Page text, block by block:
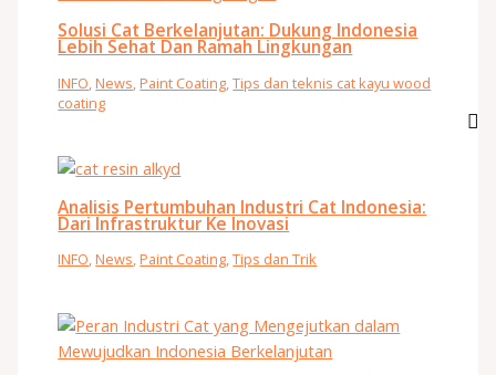
Solusi Cat Berkelanjutan: Dukung Indonesia
Lebih Sehat Dan Ramah Lingkungan
INFO ,News ,Paint Coating ,Tips dan teknis cat kayu wood
coating
Analisis Pertumbuhan Industri Cat Indonesia:
Dari Infrastruktur Ke Inovasi
INFO,News,Paint Coating,Tips dan Trik